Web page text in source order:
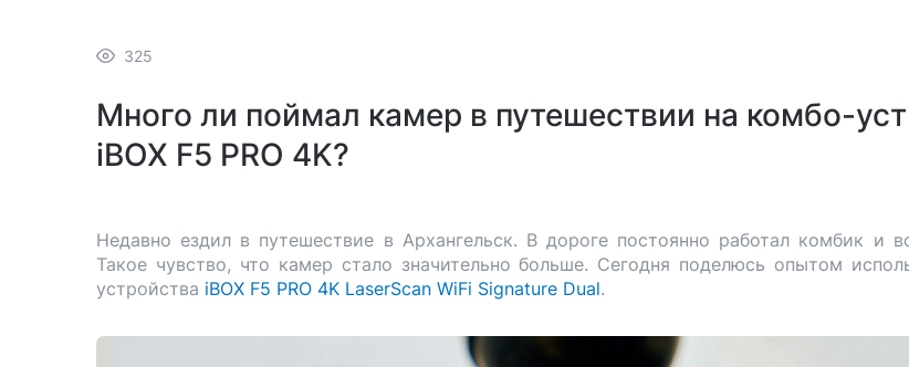
325
Много ли поймал камер в путешествии на комбо-
iBOX F5 PRO 4K?
Недавно ездил в путешествие в Архангельск. В дороге постоянно работал комбик и
Такое чувство, что камер стало значительно больше. Сегодня поделюсь опытом
устройства iBOX F5 PRO 4K LaserScan WiFi Signature Dual.